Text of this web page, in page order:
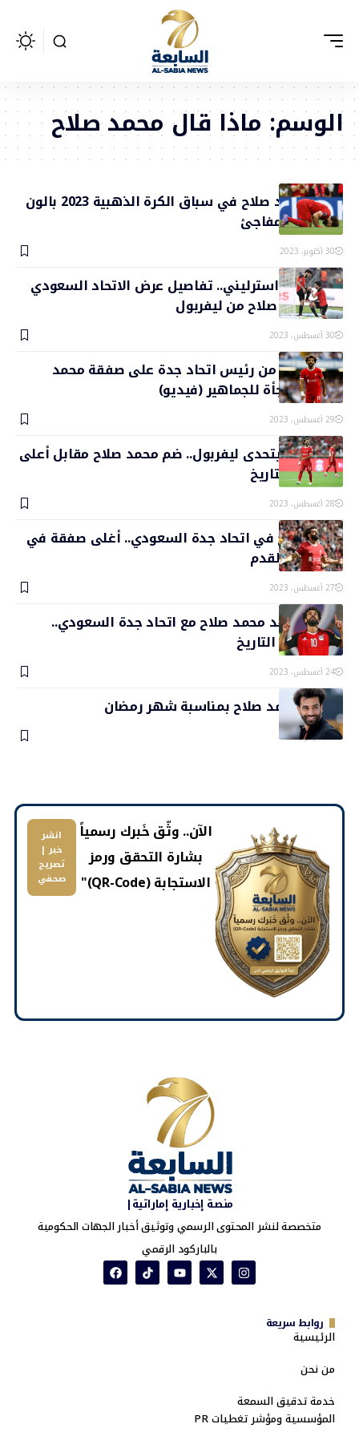
الوسم: ماذا قال محمد صلاح
ترتيب محمد صلاح في سباق الكرة الذهبية 2023 بالون
دور.. مركز مفاجئ
30 أكتوبر، 2023
118 مليون استرليني.. تفاصيل عرض الاتحاد السعودي
لضم محمد صلاح من ليفربول
30 أغسطس، 2023
أول تعليق من رئيس اتحاد جدة على صفقة محمد
صلاح.. مفاجأة للجماهير (فيديو)
29 أغسطس، 2023
اتحاد جدة يتحدى ليفربول.. ضم محمد صلاح مقابل أعلى
راتب في التاريخ
28 أغسطس، 2023
محمد صلاح في اتحاد جدة السعودي.. أغلى صفقة في
تاريخ كرة القدم
27 أغسطس، 2023
تفاصيل عقد محمد صلاح مع اتحاد جدة السعودي..
الأغلي في التاريخ
24 أغسطس، 2023
تغريدة محمد صلاح بمناسبة شهر رمضان
31 مارس، 2026
​الآن.. وثّق خَبرك رسمياً
بشارة التحقق ورمز
الاستجابة (QR-Code)"
انشر
خبر |
تصريح
صحفي
منصة إخبارية إماراتية|
متخصصة لنشر المحتوى الرسمي وتوثيق أخبار الجهات الحكومية
بالباركود الرقمي
روابط سريعة
الرئيسية
من نحن
خدمة تدقيق السمعة
المؤسسية ومؤشر تغطيات PR